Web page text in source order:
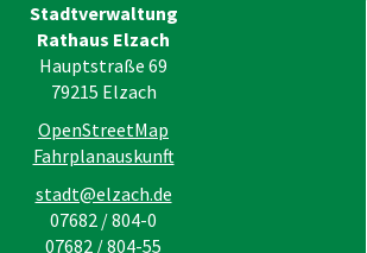
Stadtverwaltung
Rathaus Elzach
Hauptstraße 69
79215 Elzach
OpenStreetMap
Fahrplanauskunft
stadt@elzach.de
07682 / 804-0
07682 / 804-55